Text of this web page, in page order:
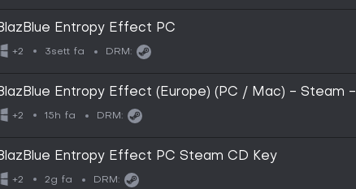
Entropy Effect PC
+2 3sett fa DRM:
Entropy Effect (Europe) (PC / Mac) - Steam -
Key
+2 15h fa DRM:
Entropy Effect PC Steam CD Key
+2 2g fa DRM: